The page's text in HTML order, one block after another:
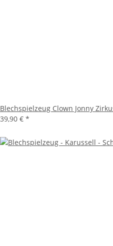
Blechspielzeug Clown Jonny
39,90 € *